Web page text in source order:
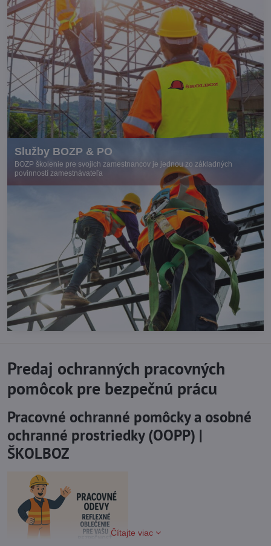
Služby BOZP & PO
BOZP školenie pre svojich zamestnancov je jednou zo základných
povinností zamestnávateľa
Predaj ochranných pracovných
pomôcok pre bezpečnú prácu
Pracovné ochranné pomôcky a osobné
ochranné prostriedky (OOPP) |
ŠKOLBOZ
Čítajte viac